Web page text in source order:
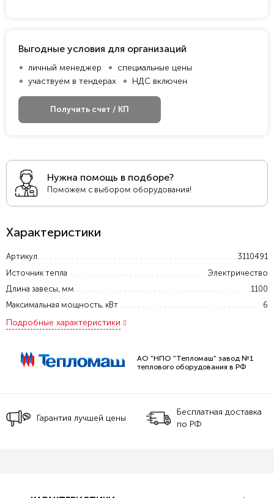
Нужна помощь в подборе?
Поможем с выбором оборудования!
Характеристики
Артикул
3110491
Источник тепла
Электричество
Длина завесы, мм
1100
Максимальная мощность, кВт
6
Подробные характеристики
АО "НПО "Тепломаш" завод №1
теплового оборудования в РФ
Выгодные условия для организаций
личный менеджер
специальные цены
участвуем в тендерах
НДС включен
Получить счет / КП
Гарантия лучшей цены
Бесплатная доставка
по РФ